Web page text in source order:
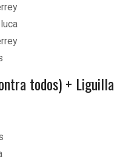
todos) + Liguilla